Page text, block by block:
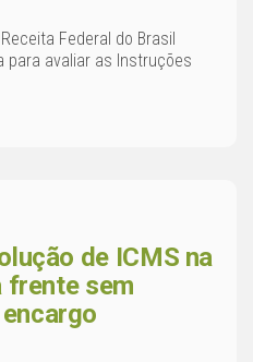
Federal do Brasil
para avaliar as Instruções
de ICMS na
frente sem